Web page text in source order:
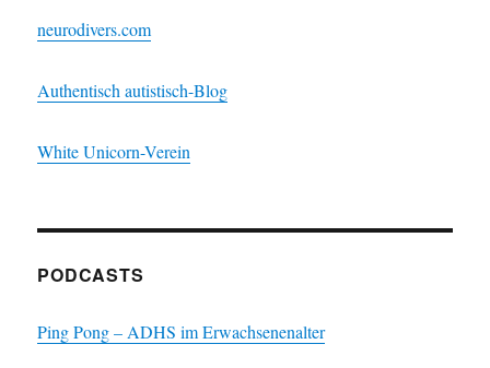
neurodivers.com
Authentisch autistisch-Blog
White Unicorn-Verein
PODCASTS
Ping Pong – ADHS im Erwachsenenalter